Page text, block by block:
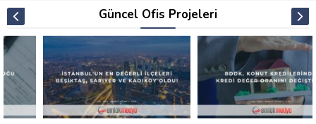
Güncel Ofis Projeleri